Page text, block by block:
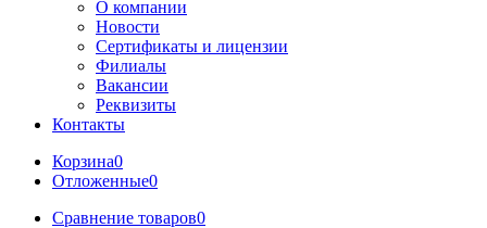
О компании
Новости
Сертификаты и лицензии
Филиалы
Вакансии
Реквизиты
Контакты
Корзина0
Отложенные0
Сравнение товаров0